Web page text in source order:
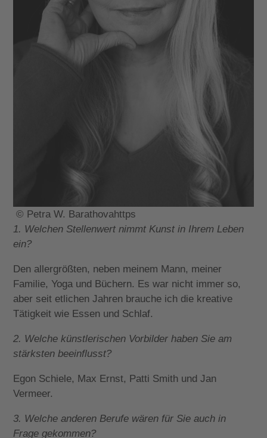
© Petra W. Barathovahttps
1. Welchen Stellenwert nimmt Kunst in Ihrem Leben
ein?
Den allergrößten, neben meinem Mann, meiner
Familie, Yoga und Büchern. Es war nicht immer so,
aber seit etlichen Jahren brauche ich die kreative
Tätigkeit wie Essen und Schlaf.
2. Welche künstlerischen Vorbilder haben Sie am
stärksten beeinflusst?
Egon Schiele, Max Ernst, Patti Smith und Jan
Vermeer.
3. Welche anderen Berufe wären für Sie auch in
Frage gekommen?